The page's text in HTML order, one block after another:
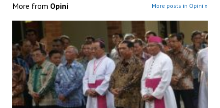
More from Opini More posts in Opini »